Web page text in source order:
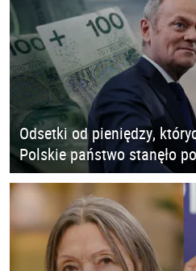
Odsetki od pieniędzy,
Polskie państwo stanęło